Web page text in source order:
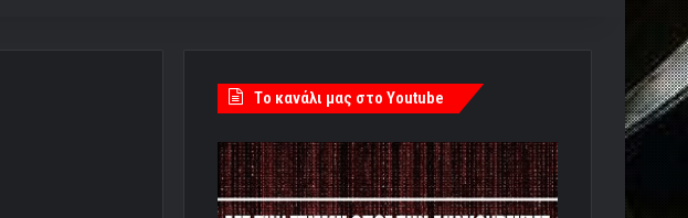
Tο κανάλι μας στο Youtube